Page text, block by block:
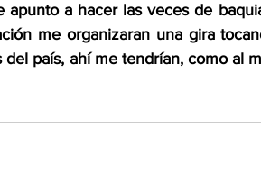
a hacer las veces de
me organizaran una gira
país, ahí me tendrían, como al